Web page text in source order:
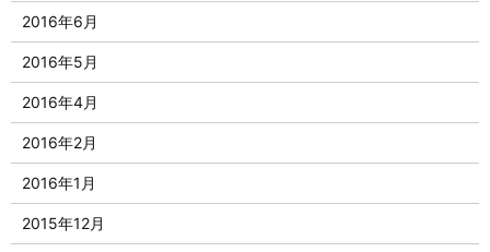
2016年6月
2016年5月
2016年4月
2016年2月
2016年1月
2015年12月